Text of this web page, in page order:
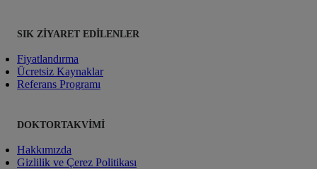
SIK ZIYARET EDILENLER
Fiyatlandırma
Ücretsiz Kaynaklar
Referans Programı
DOKTORTAKVIMI
Hakkımızda
Gizlilik ve Çerez Politikası